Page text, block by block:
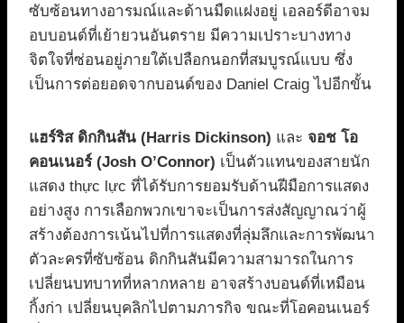
ซับซ้อนทางอารมณ์และด้านมืดแฝงอยู่ เอลอร์ดีอาจม
อบบอนด์ที่เย้ายวนอันตราย มีความเปราะบางทาง
จิตใจที่ซ่อนอยู่ภายใต้เปลือกนอกที่สมบูรณ์แบบ ซึ่ง
เป็นการต่อยอดจากบอนด์ของ Daniel Craig ไปอีกขั้น
แฮร์ริส ดิกกินสัน (Harris Dickinson) และ จอช โอ
คอนเนอร์ (Josh O’Connor) เป็นตัวแทนของสายนัก
แสดง thực lực ที่ได้รับการยอมรับด้านฝีมือการแสดง
อย่างสูง การเลือกพวกเขาจะเป็นการส่งสัญญาณว่าผู้
สร้างต้องการเน้นไปที่การแสดงที่ลุ่มลึกและการพัฒนา
ตัวละครที่ซับซ้อน ดิกกินสันมีความสามารถในการ
เปลี่ยนบทบาทที่หลากหลาย อาจสร้างบอนด์ที่เหมือน
กิ้งก่า เปลี่ยนบุคลิกไปตามภารกิจ ขณะที่โอคอนเนอร์